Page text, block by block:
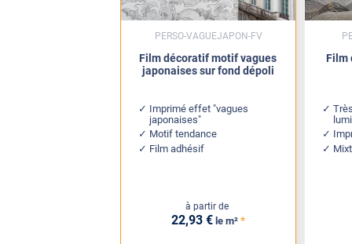
Film décoratif motif vagues
japonaises sur fond dépoli
Imprimé effet "vagues
japonaises"
Motif tendance
Film adhésif
à partir de
22,93 € le m² *
PERSO-VAGUEJAPON-FV
Film